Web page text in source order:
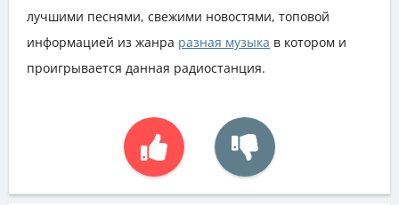
лучшими песнями, свежими новостями, топовой
информацией из жанра разная музыка в котором и
проигрывается данная радиостанция.